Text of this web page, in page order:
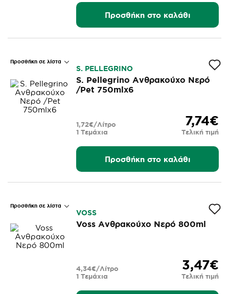
Προσθήκη στο καλάθι
Προσθήκη σε λίστα
S. PELLEGRINO
S. Pellegrino Ανθρακούχο Νερό
/Pet 750mlx6
7,74€
Τελική τιμή
1 Τεμάχια
1,72€/Λίτρο
Προσθήκη στο καλάθι
Προσθήκη σε λίστα
VOSS
Voss Ανθρακούχο Νερό 800ml
3,47€
Τελική τιμή
1 Τεμάχια
4,34€/Λίτρο